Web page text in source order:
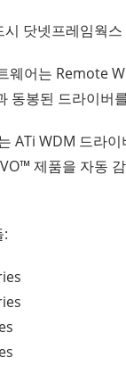
시 닷넷프레임웍
웨어는 Remote
봉된 드라이버
ATi WDM 드라
제품을 자동
: